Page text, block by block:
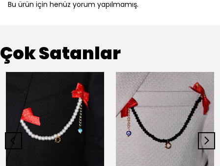
Bu ürün için henüz yorum yapılmamış.
Çok Satanlar